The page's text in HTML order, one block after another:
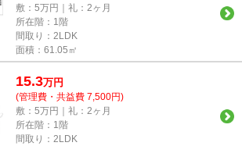
敷：5万円｜礼：2ヶ月
所在階：1階
間取り：2LDK
面積：61.05㎡
15.3万円
(管理費・共益費 7,500円)
敷：5万円｜礼：2ヶ月
所在階：1階
間取り：2LDK